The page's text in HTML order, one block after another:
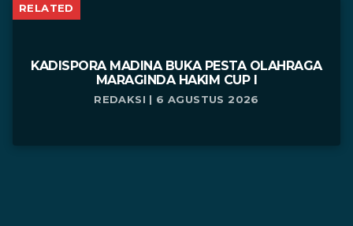
RELATED
KADISPORA MADINA BUKA PESTA OLAHRAGA
MARAGINDA HAKIM CUP I
REDAKSI | 6 AGUSTUS 2026